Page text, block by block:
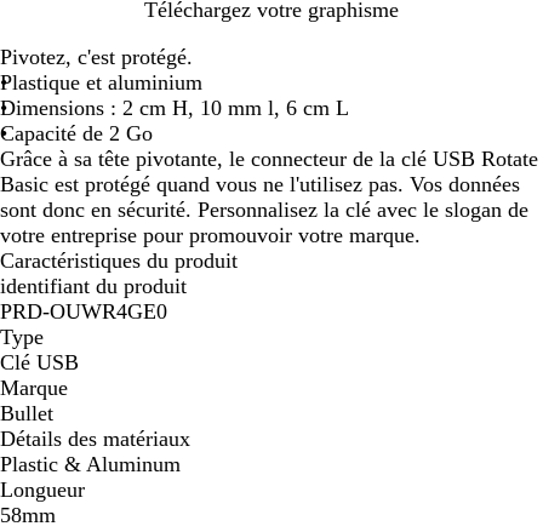
u
g
e
e
u
a
n
c
u
n
i
r
t
l
i
m
e
u
g
e
v
i
f
u
n
e
i
r
u
n
i
Téléchargez votre graphisme
Pivotez, c'est protégé.
Plastique et aluminium
Dimensions : 2 cm H, 10 mm l, 6 cm L
Capacité de 2 Go
Grâce à sa tête pivotante, le connecteur de la clé USB Rotate
Basic est protégé quand vous ne l'utilisez pas. Vos données
sont donc en sécurité. Personnalisez la clé avec le slogan de
votre entreprise pour promouvoir votre marque.
Caractéristiques du produit
identifiant du produit
PRD-OUWR4GE0
Type
Clé USB
Marque
Bullet
Détails des matériaux
Plastic & Aluminum
Longueur
58mm